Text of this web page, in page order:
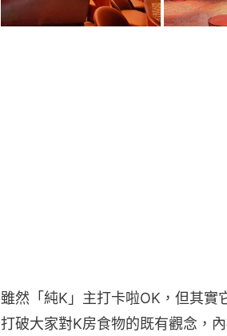
雖然「純K」主打卡啦OK，但其實
打破大家對K房食物的既有觀念，